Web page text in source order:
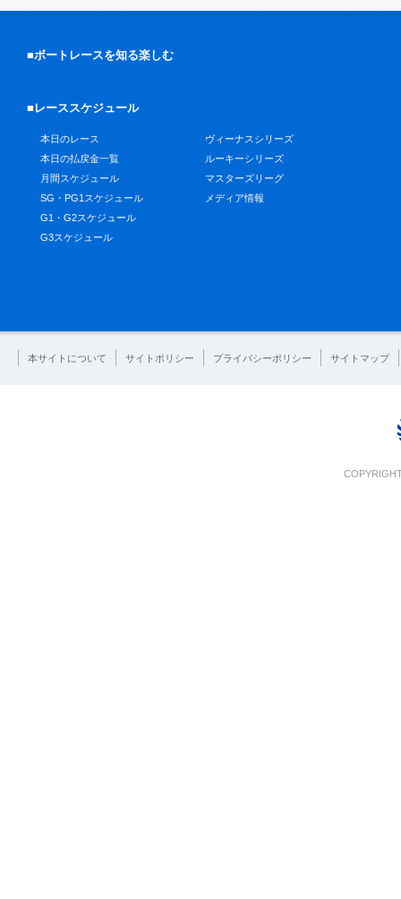
■ボートレースを知る楽しむ
■レーススケジュール
本日のレース
本日の払戻金一覧
月間スケジュール
SG・PG1スケジュール
G1・G2スケジュール
G3スケジュール
ヴィーナスシリーズ
ルーキーシリーズ
マスターズリーグ
メディア情報
本サイトについて サイトポリシー プライバシーポリシー サイトマップ